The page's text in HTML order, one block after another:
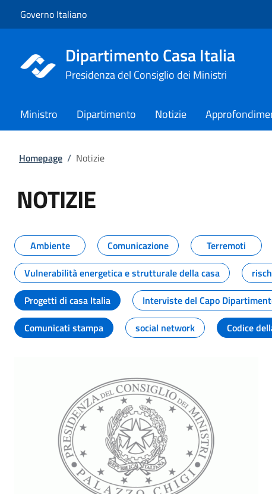
Governo Italiano
Dipartimento Casa Italia
Presidenza del Consiglio dei Ministri
Ministro Dipartimento Notizie
Homepage / Notizie
NOTIZIE
Tutti i contenuti della pagina
Ambiente Comunicazione Terremoti
Vulnerabilità energetica e strutturale della casa
Progetti di casa Italia
Interviste del Capo
Comunicati stampa
social network Codice